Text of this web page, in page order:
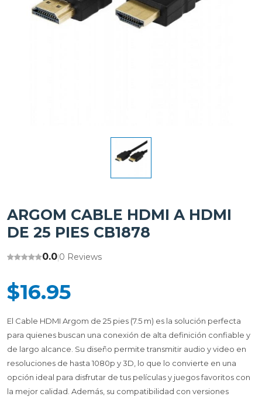
ARGOM CABLE HDMI A HDMI
DE 25 PIES CB1878
0.0|0 Reviews
$16.95
El Cable HDMI Argom de 25 pies (7.5 m) es la solución perfecta
para quienes buscan una conexión de alta definición confiable y
de largo alcance. Su diseño permite transmitir audio y video en
resoluciones de hasta 1080p y 3D, lo que lo convierte en una
opción ideal para disfrutar de tus películas y juegos favoritos con
la mejor calidad. Además, su compatibilidad con versiones